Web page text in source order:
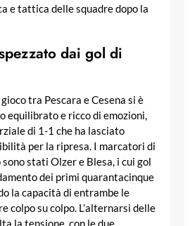
e tattica delle squadre dopo la
dai gol di
tra Pescara e Cesena si è
equilibrato e ricco di emozioni,
di 1-1 che ha lasciato
per la ripresa. I marcatori di
stati Olzer e Blesa, i cui gol
dei primi quarantacinque
la capacità di entrambe le
colpo su colpo. L’alternarsi delle
la tensione, con le due